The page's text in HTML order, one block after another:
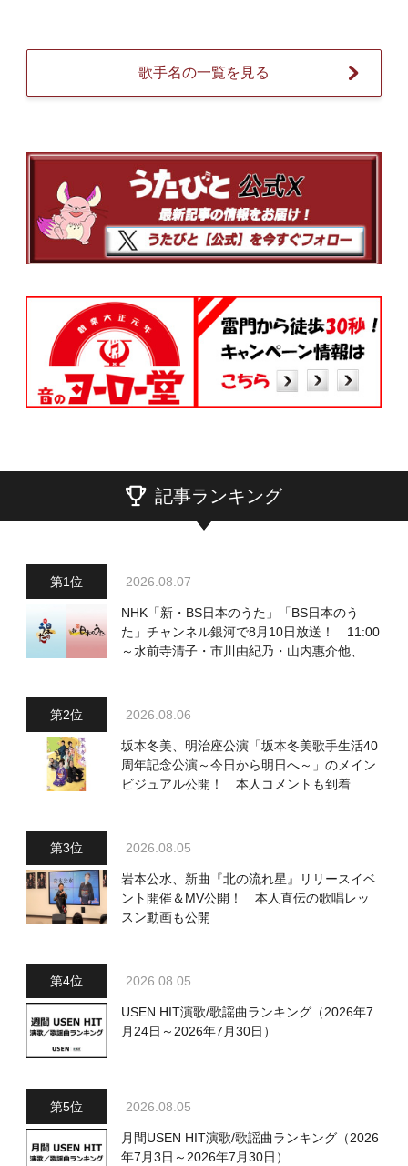
歌手名の一覧を見る
記事ランキング
2026.08.07
NHK「新・BS日本のうた」「BS日本のう
た」チャンネル銀河で8月10日放送！ 11:00
～水前寺清子・市川由紀乃・山内惠介他、
2026.08.06
坂本冬美、明治座公演「坂本冬美歌手生活40
周年記念公演～今日から明日へ～」のメイン
ビジュアル公開！ 本人コメントも到着
2026.08.05
岩本公水、新曲『北の流れ星』リリースイベ
ント開催＆MV公開！ 本人直伝の歌唱レッ
スン動画も公開
2026.08.05
USEN HIT演歌/歌謡曲ランキング（2026年7
月24日～2026年7月30日）
2026.08.05
月間USEN HIT演歌/歌謡曲ランキング（2026
年7月3日～2026年7月30日）